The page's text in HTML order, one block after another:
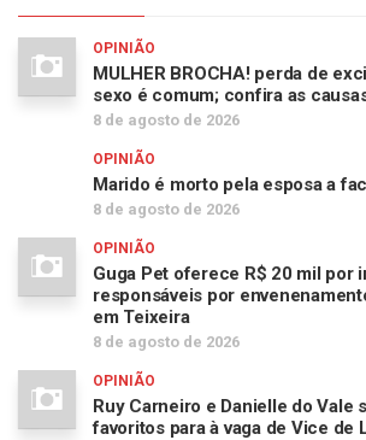
OPINIÃO
MULHER BROCHA! perda de
sexo é comum; confira as
8 de agosto de 2026
OPINIÃO
Marido é morto pela esposa a
8 de agosto de 2026
OPINIÃO
Guga Pet oferece R$ 20 mil por
responsáveis por
em Teixeira
8 de agosto de 2026
OPINIÃO
Ruy Carneiro e Danielle do Vale
favoritos para à vaga de Vice de